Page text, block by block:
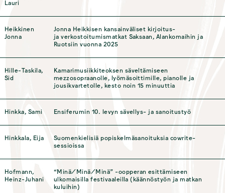
Lauri
Heikkinen
Jonna
Jonna Heikkisen kansainväliset kirjoitus-
ja verkostoitumismatkat Saksaan, Alankomaihin ja
Ruotsiin vuonna 2025
Hille-Taskila,
Sid
Kamarimusiikkiteoksen säveltämiseen
mezzosopraanolle, lyömäsoittimille, pianolle ja
jousikvartetolle, kesto noin 15 minuuttia
Hinkka, Sami Ensiferumin 10. levyn sävellys- ja sanoitustyö
Hinkkala, Eija
Suomenkielisiä popiskelmäsanoituksia cowrite-
sessioissa
Hofmann,
Heinz-Juhani
“Minä/Minä/Minä” -oopperan esittämiseen
ulkomaisilla festivaaleilla (käännöstyön ja matkan
kuluihin)